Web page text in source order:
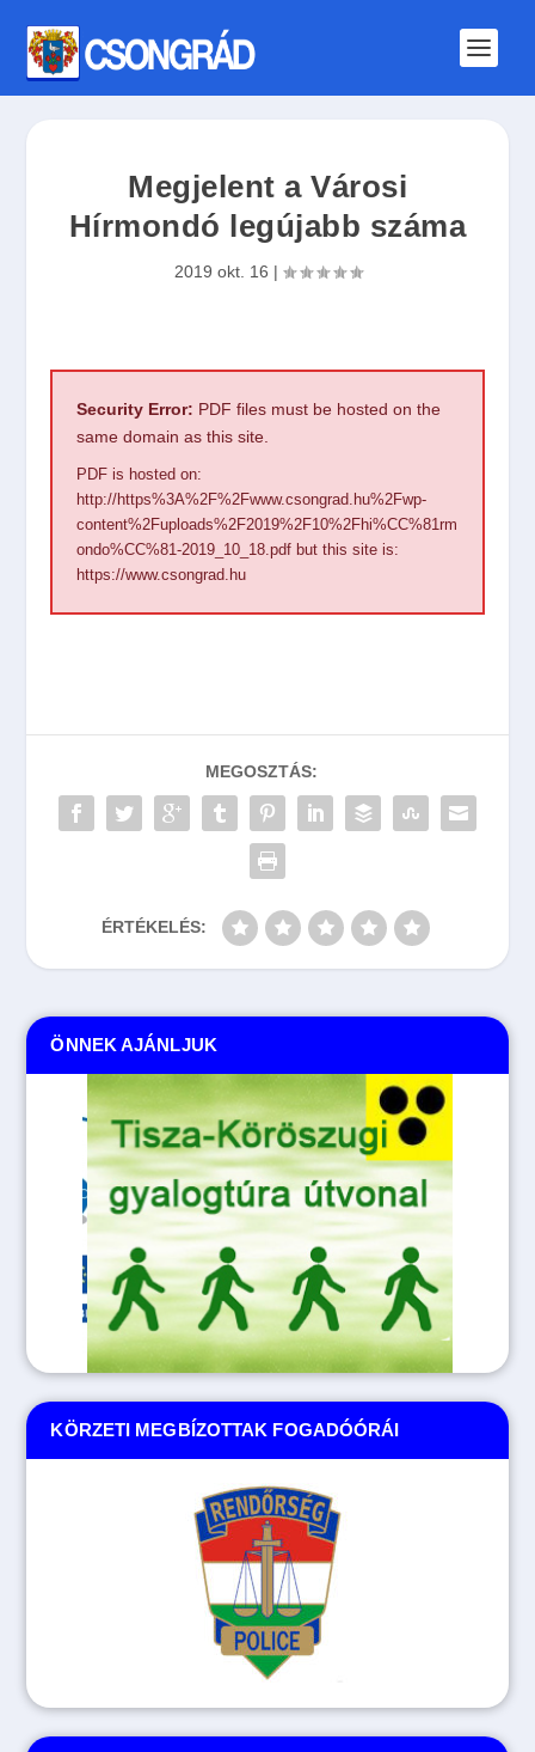
Megjelent a Városi
Hírmondó legújabb száma
2019 okt. 16 |
Security Error: PDF files must be hosted on the
same domain as this site.
PDF is hosted on:
http://https%3A%2F%2Fwww.csongrad.hu%2Fwp-
content%2Fuploads%2F2019%2F10%2Fhi%CC%81rm
ondo%CC%81-2019_10_18.pdf but this site is:
https://www.csongrad.hu
MEGOSZTÁS:
ÉRTÉKELÉS:
KÖRZETI MEGBÍZOTTAK FOGADÓÓRÁI
ÖNNEK AJÁNLJUK